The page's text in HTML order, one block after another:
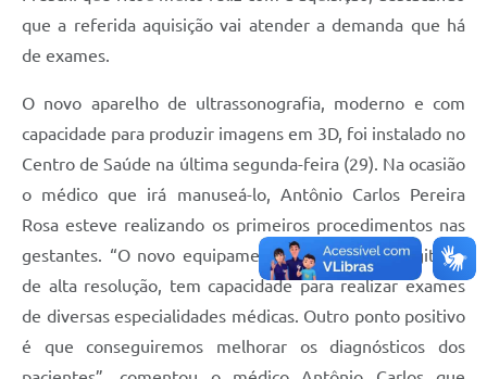
que a referida aquisição vai atender a demanda que há
de exames.
O novo aparelho de ultrassonografia, moderno e com
capacidade para produzir imagens em 3D, foi instalado no
Centro de Saúde na última segunda-feira (29). Na ocasião
o médico que irá manuseá-lo, Antônio Carlos Pereira
Rosa esteve realizando os primeiros procedimentos nas
gestantes. “O novo equipamento, além de ser digital e
de alta resolução, tem capacidade para realizar exames
de diversas especialidades médicas. Outro ponto positivo
é que conseguiremos melhorar os diagnósticos dos